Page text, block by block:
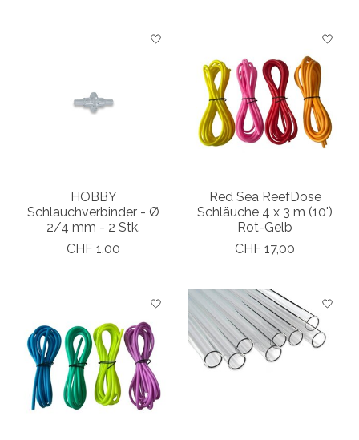
HOBBY
Schlauchverbinder - Ø
2/4 mm - 2 Stk.
CHF 1,00
Red Sea ReefDose
Schläuche 4 x 3 m (10')
Rot-Gelb
CHF 17,00